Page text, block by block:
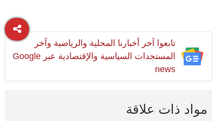
تابعوا آخر أخبارنا المحلية والرياضية وآخر
المستجدات السياسية والإقتصادية عبر Google
news
مواد ذات علاقة